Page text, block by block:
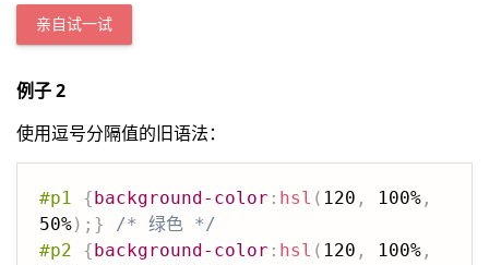
亲自试一试
例子 2
使用逗号分隔值的旧语法：
#p1 {background-color : hsl ( 120 , 100% ,
50%) ; }
/* 绿色 */
#p2
{background-color : hsl ( 120 , 100% ,